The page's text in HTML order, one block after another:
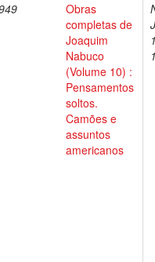
Obras
completas de
Joaquim
Nabuco
(Volume 10) :
Pensamentos
soltos.
Camões e
assuntos
americanos